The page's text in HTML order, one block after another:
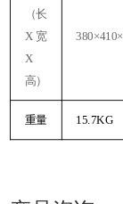
（长
X宽
X
高）
380×410×
重量 15.7KG